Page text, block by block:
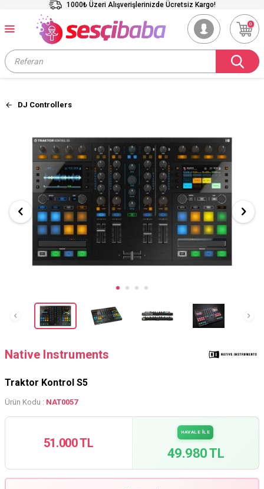
1000₺ Üzeri Alışverişlerinizde Ücretsiz Kargo!
0
DJ Controllers
Native Instruments
Traktor Kontrol S5
Ürün Kodu : NAT0057
51.000 TL
HAVALE İLE
49.980 TL